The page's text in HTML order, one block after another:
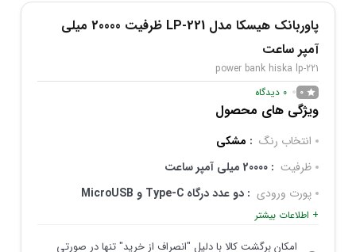
پاوربانک هیسکا مدل LP-221 ظرفیت 20000 میلی
آمپر ساعت
power bank hiska lp-221
0
0 دیدگاه
ویژگی های محصول
انتخاب رنگ : مشکی
ظرفیت : 20000 میلی آمپر ساعت
پورت ورودی : دو عدد درگاه Type-C و MicroUSB
تعداد پورت خروجی
شارژ سریع: دارد Quick Charge 3.0
+ اطلاعات بیشتر
امکان برگشت کالا با دلیل "انصراف از خرید" تنها در صورتی